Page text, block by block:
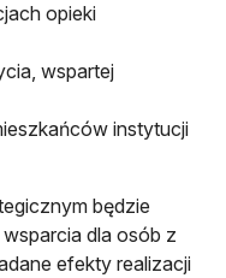
opieki
wspartej
instytucji
będzie
dla osób z
efekty realizacji